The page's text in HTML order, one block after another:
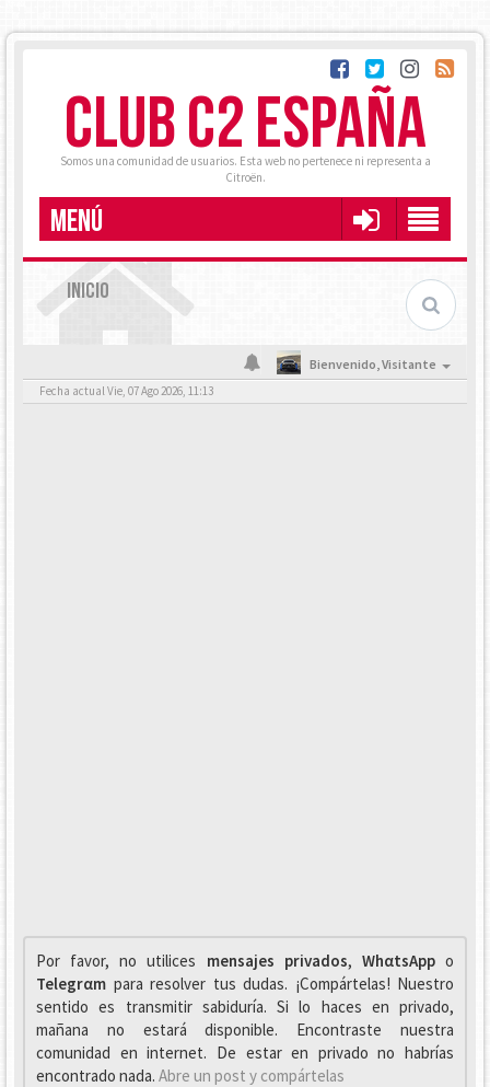
CLUB C2 ESPAÑA
Somos una comunidad de usuarios. Esta web no pertenece ni representa a
Citroën.
MENÚ
INICIO
Bienvenido,Visitante
Fecha actual Vie, 07 Ago 2026, 11:13
Por favor, no utilices mensajes privados, WhαtsAppo
Telegrαm para resolver tus dudas. ¡Compártelas! Nuestro
sentido es transmitir sabiduría. Si lo haces en privado,
mañana no estará disponible. Encontraste nuestra
comunidad en internet. De estar en privado no habrías
encontrado nada. Abre un post y compártelas